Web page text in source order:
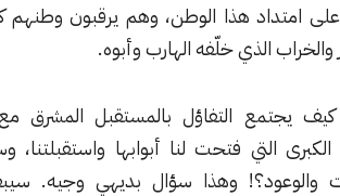
هذا الوطن، وهم يرقبون وطنهم كيف ينهض
خلّفه الهارب وأبوه.
بالمستقبل المشرق مع التشكيك
فتحت لنا أبوابها واستقبلتنا، وسمعنا منها
وهذا سؤال بديهي وجيه. سيبقى التفاؤل